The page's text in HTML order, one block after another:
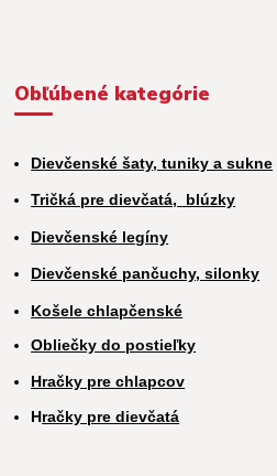
Obľúbené kategórie
Dievčenské šaty, tuniky a sukne
Tričká pre dievčatá, blúzky
Dievčenské legíny
Dievčenské pančuchy, silonky
Košele chlapčenské
Obliečky do postieľky
Hračky pre chlapcov
Hračky pre dievčatá